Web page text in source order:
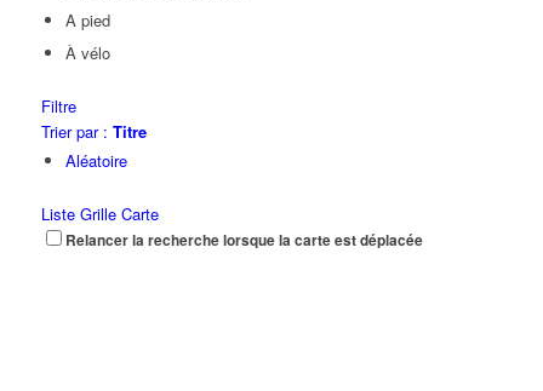
A pied
À vélo
Filtre
Trier par : Titre
Aléatoire
Liste Grille Carte
Relancer la recherche lorsque la carte est déplacée